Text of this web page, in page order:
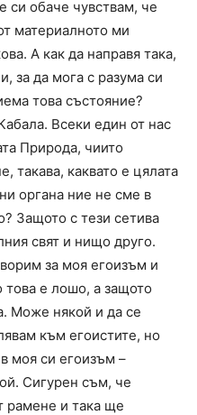
си обаче чувствам, че
материалното ми
А как да направя така,
за да мога с разума си
това състояние?
Всеки един от нас
Природа, чиито
такава, каквато е цялата
органа ние не сме в
Защото с тези сетива
свят и нищо друго.
за моя егоизъм и
това е лошо, а защото
Може някой и да се
към егоистите, но
моя си егоизъм –
Сигурен съм, че
рамене и така ще